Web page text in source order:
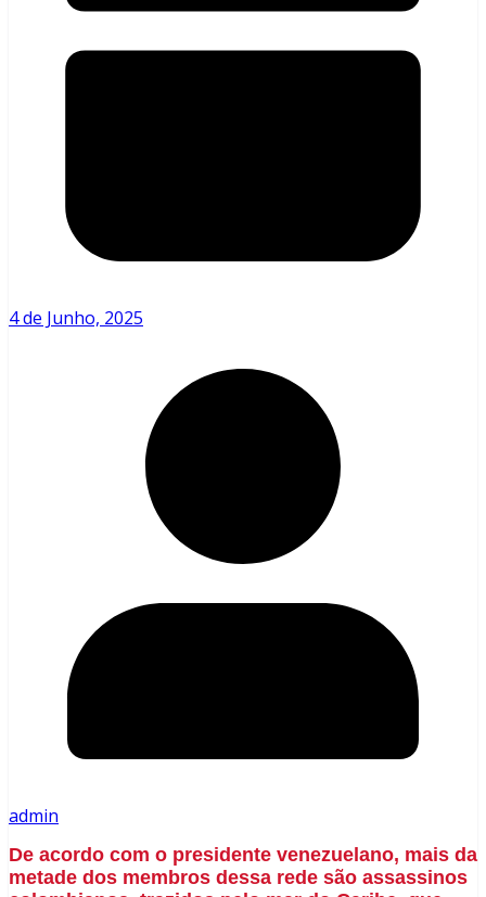
4 de Junho, 2025
admin
De acordo com o presidente venezuelano, mais da
metade dos membros dessa rede são assassinos